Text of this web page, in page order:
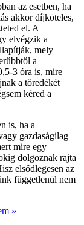
az esetben, ha
akkor díjköteles,
el. A
elvégzik a
mely
a
3 óra is, mire
a töredékét
kéred a
is, ha a
gazdaságilag
mire egy
dolgoznak rajta
elsődlegesen az
függetlenül nem
»